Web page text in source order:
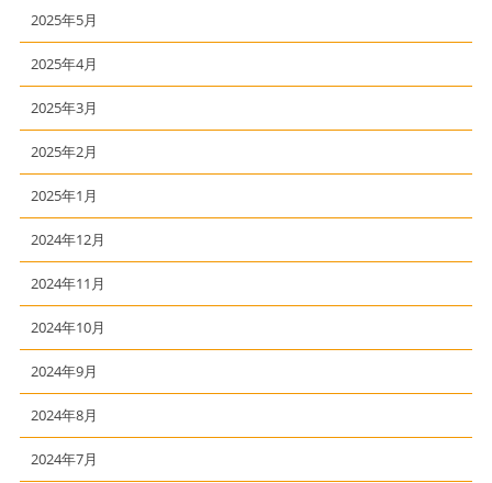
2025年5月
2025年4月
2025年3月
2025年2月
2025年1月
2024年12月
2024年11月
2024年10月
2024年9月
2024年8月
2024年7月